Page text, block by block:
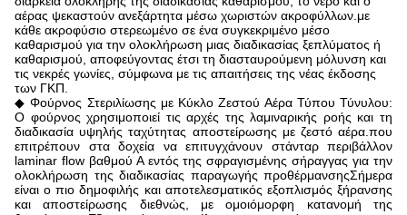
αέρας ψεκαστούν ανεξάρτητα μέσω χωριστών ακροφύλλων.με
κάθε ακροφύσιο στερεωμένο σε ένα συγκεκριμένο μέσο
καθαρισμού για την ολοκλήρωση μιας διαδικασίας ξεπλύματος ή
καθαρισμού, αποφεύγοντας έτσι τη διασταυρούμενη μόλυνση και
τις νεκρές γωνίες, σύμφωνα με τις απαιτήσεις της νέας έκδοσης
των ΓΚΠ.
◆ Φούρνος Στεριλίωσης με Κύκλο Ζεστού Αέρα Τύπου Τύνυλου:
Ο φούρνος χρησιμοποιεί τις αρχές της λαμιναρικής ροής και τη
διαδικασία υψηλής ταχύτητας αποστείρωσης με ζεστό αέρα.που
επιτρέπουν στα δοχεία να επιτυγχάνουν στάνταρ περιβάλλον
laminar flow βαθμού Α εντός της σφραγισμένης σήραγγας για την
ολοκλήρωση της διαδικασίας παραγωγής προθέρμανσηςΣήμερα
είναι ο πιο δημοφιλής και αποτελεσματικός εξοπλισμός ξήρανσης
και αποστείρωσης διεθνώς, με ομοιόμορφη κατανομή της